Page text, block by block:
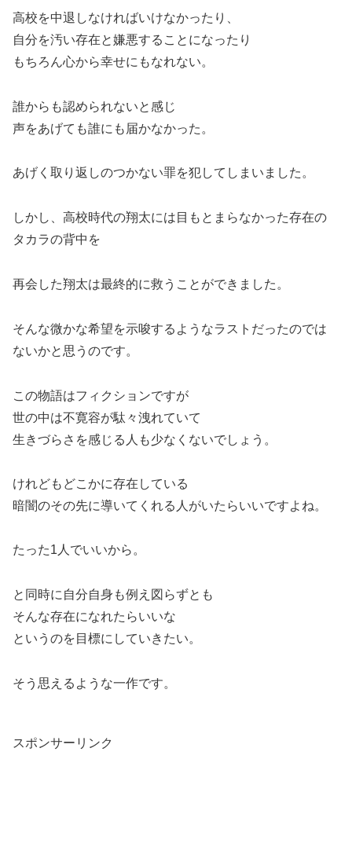
高校を中退しなければいけなかったり、
自分を汚い存在と嫌悪することになったり
もちろん心から幸せにもなれない。
誰からも認められないと感じ
声をあげても誰にも届かなかった。
あげく取り返しのつかない罪を犯してしまいました。
しかし、高校時代の翔太には目もとまらなかった存在の
タカラの背中を
再会した翔太は最終的に救うことができました。
そんな微かな希望を示唆するようなラストだったのでは
ないかと思うのです。
この物語はフィクションですが
世の中は不寛容が駄々洩れていて
生きづらさを感じる人も少なくないでしょう。
けれどもどこかに存在している
暗闇のその先に導いてくれる人がいたらいいですよね。
たった1人でいいから。
と同時に自分自身も例え図らずとも
そんな存在になれたらいいな
というのを目標にしていきたい。
そう思えるような一作です。
スポンサーリンク